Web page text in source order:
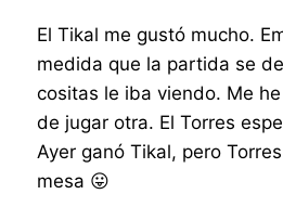
El Tikal me gustó mucho.
medida que la partida se
cositas le iba viendo. Me
de jugar otra. El Torres
Ayer ganó Tikal, pero
mesa 😛